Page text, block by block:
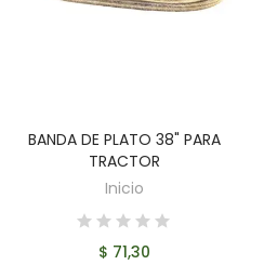
AÑADIR AL CARRITO
BANDA DE PLATO 38" PARA
TRACTOR
Inicio
$ 71,30